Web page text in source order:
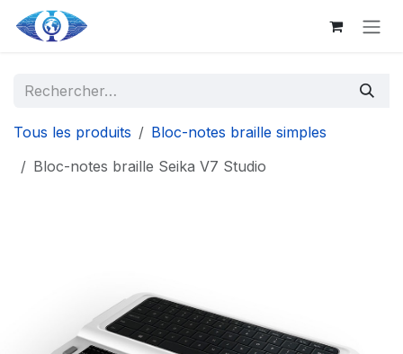
Aller au contenu principal
Se rendre au contenu
Tous les produits
Bloc-notes braille simples
Bloc-notes braille Seika V7 Studio